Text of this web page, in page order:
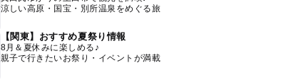
涼しい高原・国宝・別所温泉をめぐる旅
【関東】おすすめ夏祭り情報
8月＆夏休みに楽しめる♪
親子で行きたいお祭り・イベントが満載